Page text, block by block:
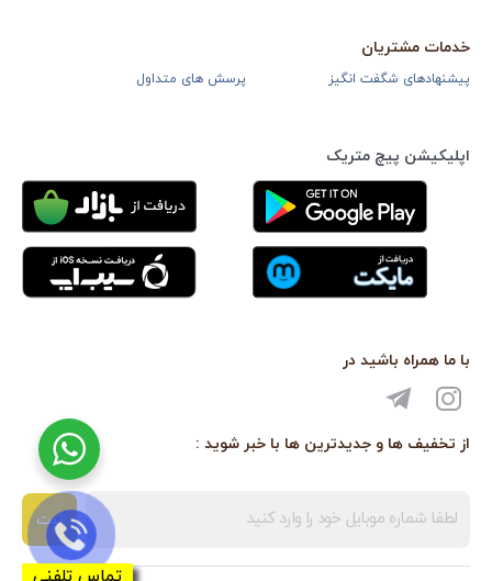
خدمات مشتریان
پیشنهادهای شگفت انگیز پرسش های متداول
اپلیکیشن پیچ متریک
از تخفیف ها و جدیدترین ها با خبر شوید :
ثبت
با ما همراه باشید در